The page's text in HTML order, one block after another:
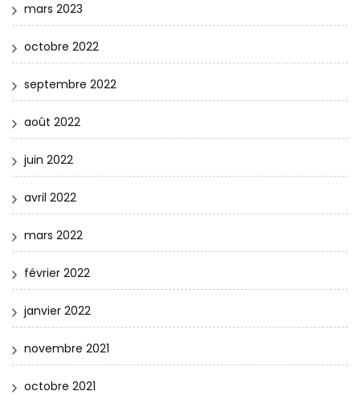
mars 2023
octobre 2022
septembre 2022
août 2022
juin 2022
avril 2022
mars 2022
février 2022
janvier 2022
novembre 2021
octobre 2021